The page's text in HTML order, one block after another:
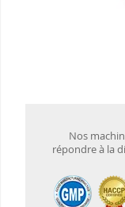
Nos
répondre à la